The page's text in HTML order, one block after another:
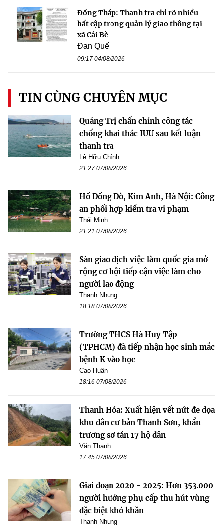
Đồng Tháp: Thanh tra chỉ rõ nhiều
bất cập trong quản lý giao thông tại
xã Cái Bè
Đan Quế
09:17 04/08/2026
TIN CÙNG CHUYÊN MỤC
Quảng Trị chấn chỉnh công tác
chống khai thác IUU sau kết luận
thanh tra
Lê Hữu Chính
21:27 07/08/2026
Hồ Đồng Đò, Kim Anh, Hà Nội: Công
an phối hợp kiểm tra vi phạm
Thái Minh
21:21 07/08/2026
Sàn giao dịch việc làm quốc gia mở
rộng cơ hội tiếp cận việc làm cho
người lao động
Thanh Nhung
18:18 07/08/2026
Trường THCS Hà Huy Tập
(TPHCM) đã tiếp nhận học sinh mắc
bệnh K vào học
Cao Huân
18:16 07/08/2026
Thanh Hóa: Xuất hiện vết nứt đe dọa
khu dân cư bản Thanh Sơn, khẩn
trương sơ tán 17 hộ dân
Văn Thanh
17:45 07/08/2026
Giai đoạn 2020 - 2025: Hơn 353.000
người hưởng phụ cấp thu hút vùng
đặc biệt khó khăn
Thanh Nhung